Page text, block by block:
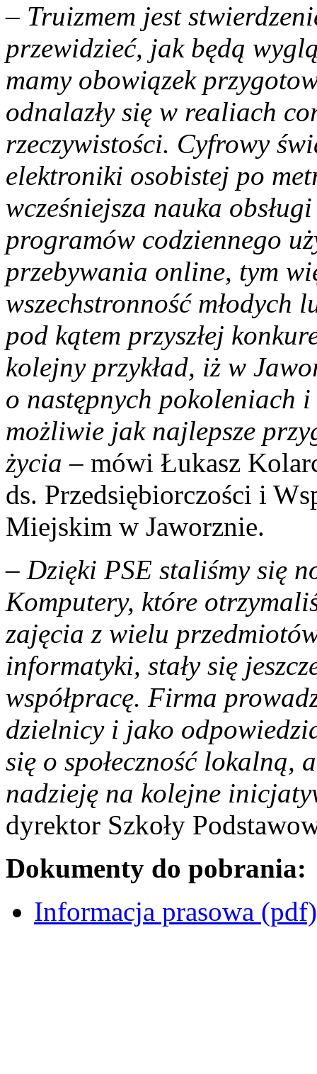
– Truizmem jest
przewidzieć, jak będą
mamy obowiązek
odnalazły się w realiach
rzeczywistości. Cyfrowy
elektroniki osobistej po
wcześniejsza nauka
programów codziennego
przebywania online, tym
wszechstronność młodych
pod kątem przyszłej
kolejny przykład, iż w
o następnych pokoleniach
możliwie jak najlepsze
życia – mówi Łukasz
ds. Przedsiębiorczości i
Miejskim w Jaworznie.
– Dzięki PSE staliśmy się
Komputery, które
zajęcia z wielu
informatyki, stały się
współpracę. Firma
dzielnicy i jako
się o społeczność lokalną,
nadzieję na kolejne
dyrektor Szkoły
Dokumenty do pobrania:
Informacja prasowa (pdf)